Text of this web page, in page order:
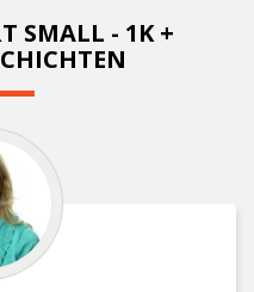
SMALL - 1K +